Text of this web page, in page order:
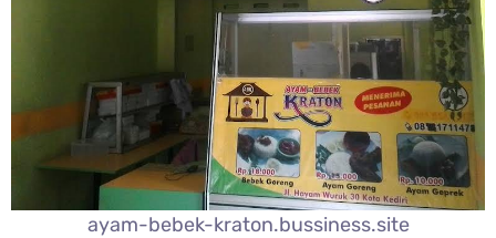
ayam-bebek-kraton.bussiness.site